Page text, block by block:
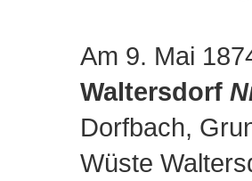
Am 9. Mai
Waltersdorf
Dorfbach,
Wüste